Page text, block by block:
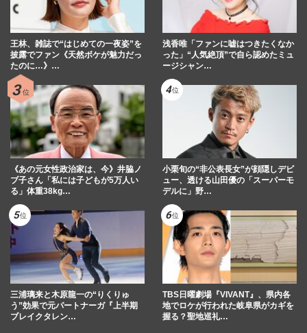
王林、雑誌で“はじめての一夜姿”を
披露でファン《天然ボケが魅力だっ
たのに…》…
浅香唯「ファンに嘘はつきたくなか
った」“人気絶頂”で自ら認めたミュ
ージシャン…
《あの元女性政治家は、今》井脇ノ
ブ子さん「私には子どもが5万人い
る」体重38kg…
小栗旬の“非公表長女”が顔隠しデビ
ュー、透ける山田優の「スーパーモ
デルに」野…
三浦璃来と木原龍一の“りくりゅ
う”効果で元パートナーガ『上半期
ブレイクタレン…
TBS日曜劇場『VIVANT』、県内各
地でロケが行われた岐阜県がカギを
握る？聖地巡礼…